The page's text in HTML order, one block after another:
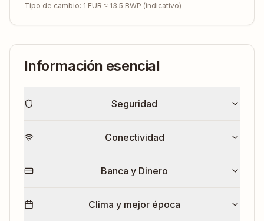
Tipo de cambio: 1 EUR ≈ 13.5 BWP (indicativo)
Información esencial
Seguridad
Conectividad
Banca y Dinero
Clima y mejor época